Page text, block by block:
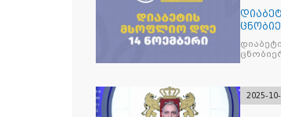
მიზნით
2025-